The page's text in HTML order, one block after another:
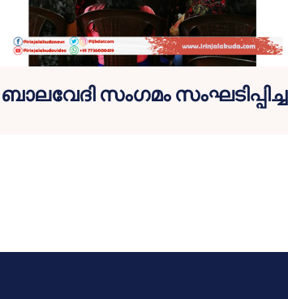
ബാലവേദി സംഗമം